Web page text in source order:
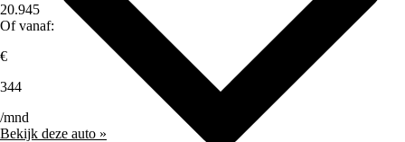
20.945
Of vanaf:
€
344
/mnd
Bekijk deze auto »